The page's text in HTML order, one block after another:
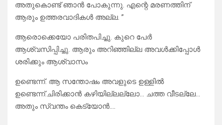
അതുകൊണ്ട് ഞാൻ പോകുന്നു. എന്റെ മരണത്തിന്
ആരും ഉത്തരവാദികൾ അല്ല. ”
ആരൊക്കെയോ പരിതപിച്ചു. കുറെ പേർ
ആശ്വസിപ്പിച്ചു. ആരും അറിഞ്ഞില്ല അവൾക്കിപ്പോൾ
ശരിക്കും ആശ്വാസം
ഉണ്ടെന്ന്. ആ സന്തോഷം അവളുടെ ഉള്ളിൽ
ഉണ്ടെന്ന്.ചിരിക്കാൻ കഴിയില്ലല്ലോ… ചത്ത വീടല്ലേ…
അതും സ്വന്തം കെട്യോൻ….